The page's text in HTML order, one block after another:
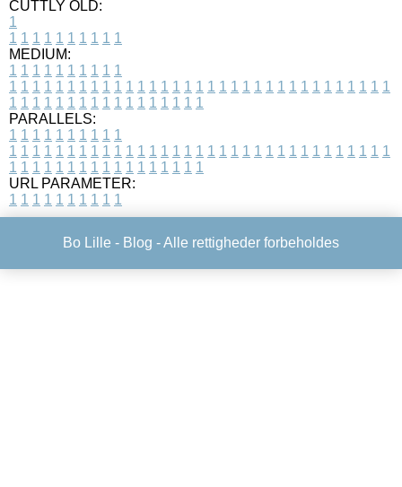
CUTTLY OLD:
1
1 1 1 1 1 1 1 1 1 1
MEDIUM:
1 1 1 1 1 1 1 1 1 1
1 1 1 1 1 1 1 1 1 1 1 1 1 1 1 1 1 1 1 1 1 1 1 1 1 1 1 1 1 1 1 1 1
1 1 1 1 1 1 1 1 1 1 1 1 1 1 1 1 1
PARALLELS:
1 1 1 1 1 1 1 1 1 1
1 1 1 1 1 1 1 1 1 1 1 1 1 1 1 1 1 1 1 1 1 1 1 1 1 1 1 1 1 1 1 1 1
1 1 1 1 1 1 1 1 1 1 1 1 1 1 1 1 1
URL PARAMETER:
1 1 1 1 1 1 1 1 1 1
Bo Lille - Blog - Alle rettigheder forbeholdes